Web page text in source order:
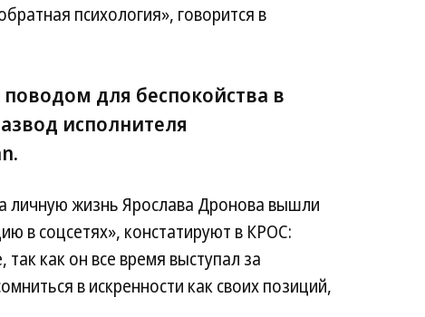
психология», говорится в
для беспокойства в
исполнителя
личную жизнь Ярослава Дронова вышли
в соцсетях», констатируют в КРОС:
как он все время выступал за
в искренности как своих позиций,